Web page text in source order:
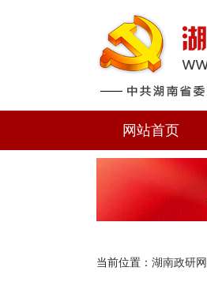
网站首页
当前位置： 湖南政研网